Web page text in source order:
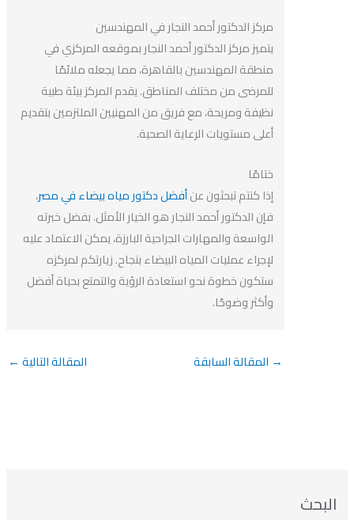
مركز الدكتور أحمد النجار في المهندسين
يتميز مركز الدكتور أحمد النجار بموقعه المركزي في
منطقة المهندسين بالقاهرة، مما يجعله ملائمًا
للمرضى من مختلف المناطق. يقدم المركز بيئة طبية
نظيفة ومريحة، مع فريق من المهنيين الملتزمين بتقديم
أعلى مستويات الرعاية الصحية.
إذا كنتم تبحثون عنأفضل دكتور مياه بيضاء في مصر،
فإن الدكتور أحمد النجار هو الخيار الأمثل. بفضل خبرته
الواسعة والمهارات الجراحية البارزة، يمكن الاعتماد عليه
لإجراء عمليات المياه البيضاء بنجاح. زيارتكم لمركزه
ستكون خطوة نحو استعادة الرؤية والتمتع بحياة أفضل
وأكثر وضوحًا.
المقالة السابقة المقالة التالية←